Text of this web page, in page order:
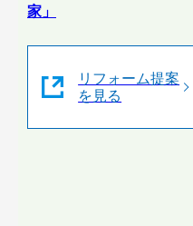
家」
リフォーム提案
を見る